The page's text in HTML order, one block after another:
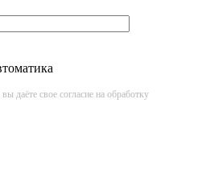
даёте свое согласие на обработку